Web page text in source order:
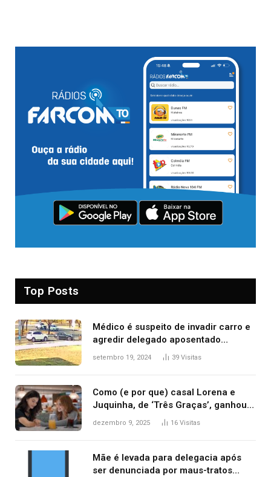
Top Posts
Médico é suspeito de invadir carro e
agredir delegado aposentado
durante confusão no trânsito
setembro 19, 2024 39 Visitas
Como (e por que) casal Lorena e
Juquinha, de ‘Três Graças’, ganhou
repercussão internacional
dezembro 9, 2025 16 Visitas
Mãe é levada para delegacia após
ser denunciada por maus-tratos